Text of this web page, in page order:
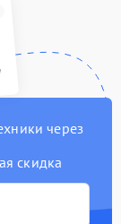
через
скидка